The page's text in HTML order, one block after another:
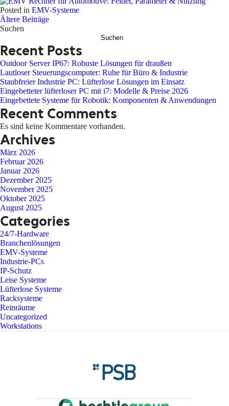
Posted in EMV-Systeme
Beitragsnavigation
Ältere Beiträge
Suchen
Suchen
Recent Posts
Outdoor Server IP67: Robuste Lösungen für draußen
Lautloser Steuerungscomputer: Ruhe für Büro & Industrie
Staubfreier Industrie PC: Lüfterlose Lösungen im Einsatz
Eingebetteter lüfterloser PC mit i7: Modelle & Preise 2026
Eingebettete Systeme für Robotik: Komponenten & Anwendungen
Recent Comments
Es sind keine Kommentare vorhanden.
Archives
März 2026
Februar 2026
Januar 2026
Dezember 2025
November 2025
Oktober 2025
August 2025
Categories
24/7-Hardware
Branchenlösungen
EMV-Systeme
Industrie-PCs
IP-Schutz
Leise Systeme
Lüfterlose Systeme
Racksysteme
Reinräume
Uncategorized
Workstations